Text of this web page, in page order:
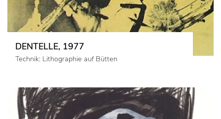
DENTELLE, 1977
Technik: Lithographie auf Bütten